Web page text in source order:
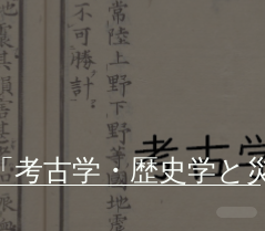
古学・歴史学と